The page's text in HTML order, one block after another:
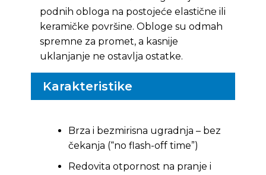
podnih obloga na postojeće elastične ili
keramičke površine. Obloge su odmah
spremne za promet, a kasnije
uklanjanje ne ostavlja ostatke.
Karakteristike
Brza i bezmirisna ugradnja – bez
čekanja (“no flash-off time”)
Redovita otpornost na pranje i